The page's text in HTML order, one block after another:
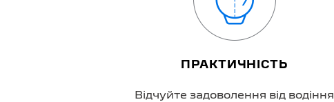
ПРАКТИЧНІСТЬ
Відчуйте задоволення від водіння